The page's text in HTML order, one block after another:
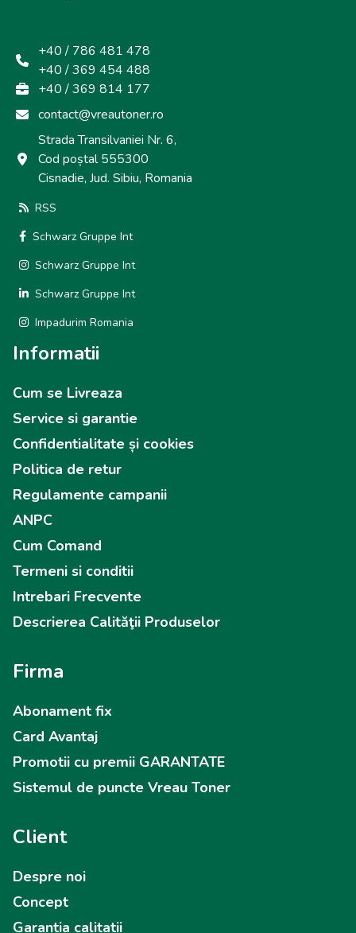
+40 / 786 481 478
+40 / 369 454 488
+40 / 369 814 177
contact@vreautoner.ro
Strada Transilvaniei Nr. 6,
Cod poștal 555300
Cisnadie, Jud. Sibiu, Romania
RSS
Schwarz Gruppe Int
Schwarz Gruppe Int
Schwarz Gruppe Int
Impadurim Romania
Informatii
Cum se Livreaza
Service si garantie
Confidentialitate și cookies
Politica de retur
Regulamente campanii
ANPC
Cum Comand
Termeni si conditii
Intrebari Frecvente
Descrierea Calităţii Produselor
Firma
Abonament fix
Card Avantaj
Promotii cu premii GARANTATE
Sistemul de puncte Vreau Toner
Client
Despre noi
Concept
Garantia calitatii